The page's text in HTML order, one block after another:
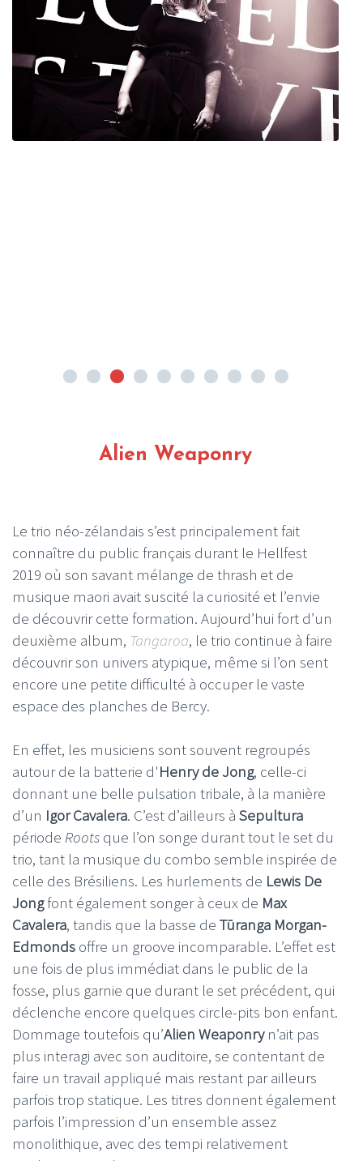
Alien Weaponry
Le trio néo-zélandais s’est principalement fait
connaître du public français durant le Hellfest
2019 où son savant mélange de thrash et de
musique maori avait suscité la curiosité et l’envie
de découvrir cette formation. Aujourd’hui fort d’un
deuxième album, Tangaroa, le trio continue à faire
découvrir son univers atypique, même si l’on sent
encore une petite difficulté à occuper le vaste
espace des planches de Bercy.
En effet, les musiciens sont souvent regroupés
autour de la batterie d'Henry de Jong, celle-ci
donnant une belle pulsation tribale, à la manière
d’un Igor Cavalera. C’est d’ailleurs à Sepultura
période Roots que l’on songe durant tout le set du
trio, tant la musique du combo semble inspirée de
celle des Brésiliens. Les hurlements de Lewis De
Jongfont également songer à ceux de Max
Cavalera, tandis que la basse de Tūranga Morgan-
Edmonds offre un groove incomparable. L’effet est
une fois de plus immédiat dans le public de la
fosse, plus garnie que durant le set précédent, qui
déclenche encore quelques circle-pits bon enfant.
Dommage toutefois qu’Alien Weaponryn’ait pas
plus interagi avec son auditoire, se contentant de
faire un travail appliqué mais restant par ailleurs
parfois trop statique. Les titres donnent également
parfois l’impression d’un ensemble assez
monolithique, avec des tempi relativement